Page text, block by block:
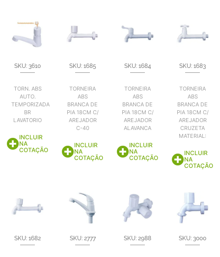
SKU: 3610
TORN. ABS
AUTO.
TEMPORIZADA
BR
LAVATORIO
INCLUIR
NA
COTAÇÃO
SKU: 1685
TORNEIRA
ABS
BRANCA DE
PIA 18CM C/
AREJADOR
C-40
INCLUIR
NA
COTAÇÃO
SKU: 1684
TORNEIRA
ABS
BRANCA DE
PIA 18CM C/
AREJADOR
ALAVANCA
INCLUIR
NA
COTAÇÃO
SKU: 1683
TORNEIRA
ABS
BRANCA DE
PIA 18CM C/
AREJADOR
CRUZETA
MATERIAL:
INCLUIR
NA
COTAÇÃO
SKU: 1682 SKU: 2777 SKU: 2988 SKU: 3000